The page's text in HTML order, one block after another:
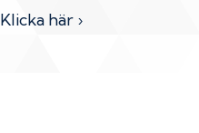
Klicka här ›